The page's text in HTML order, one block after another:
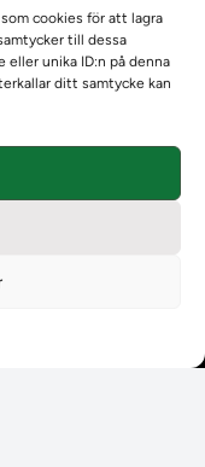
cookies för att lagra
till dessa
eller unika ID:n på denna
ditt samtycke kan